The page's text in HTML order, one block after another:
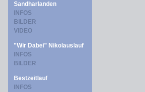
Sandharlanden
INFOS
BILDER
VIDEO
"Wir Dabei" Nikolauslauf
INFOS
BILDER
Bestzeitlauf
INFOS